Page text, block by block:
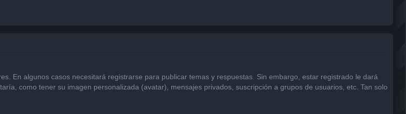
En algunos casos necesitará registrarse para publicar temas y respuestas. Sin embargo, estar registrado le dará
como tener su imagen personalizada (avatar), mensajes privados, suscripción a grupos de usuarios, etc. Tan solo